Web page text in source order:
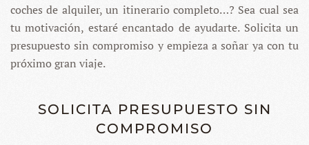
coches de alquiler, un itinerario completo…? Sea cual sea
tu motivación, estaré encantado de ayudarte. Solicita un
presupuesto sin compromiso y empieza a soñar ya con tu
próximo gran viaje.
SOLICITA PRESUPUESTO SIN
COMPROMISO